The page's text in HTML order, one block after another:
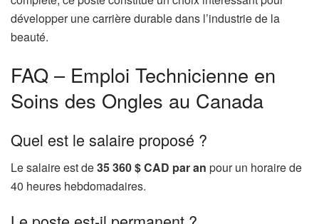
développer une carrière durable dans l’industrie de la
beauté.
FAQ – Emploi Technicienne en
Soins des Ongles au Canada
Quel est le salaire proposé ?
Le salaire est de35 360 $ CAD par an pour un horaire de
40 heures hebdomadaires.